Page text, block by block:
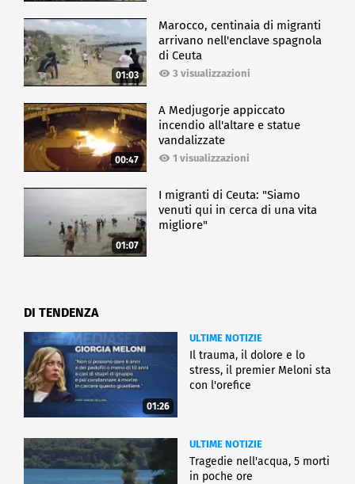
01:03
Marocco, centinaia di migranti
arrivano nell'enclave spagnola
di Ceuta
3 visualizzazioni
00:47
A Medjugorje appiccato
incendio all'altare e statue
vandalizzate
1 visualizzazioni
01:07
I migranti di Ceuta: "Siamo
venuti qui in cerca di una vita
migliore"
DI TENDENZA
01:26
ULTIME NOTIZIE
Il trauma, il dolore e lo
stress, il premier Meloni sta
con l'orefice
ULTIME NOTIZIE
Tragedie nell'acqua, 5 morti
in poche ore